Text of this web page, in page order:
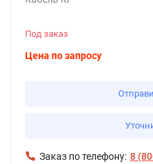
Под заказ
Цена по запросу
Заказ по телефону: 8